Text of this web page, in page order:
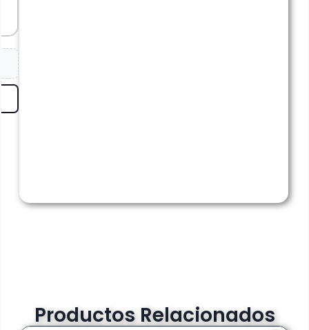
Productos Relacionados